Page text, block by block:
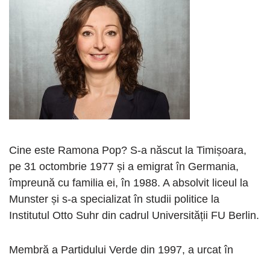
Cine este Ramona Pop? S-a născut la Timișoara,
pe 31 octombrie 1977 și a emigrat în Germania,
împreună cu familia ei, în 1988. A absolvit liceul la
Munster și s-a specializat în studii politice la
Institutul Otto Suhr din cadrul Universității FU Berlin.
Membră a Partidului Verde din 1997, a urcat în